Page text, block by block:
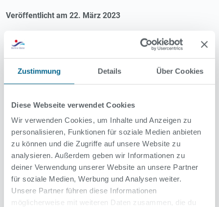
Zustimmung Details Über Cookies
Diese Webseite verwendet Cookies
Wir verwenden Cookies, um Inhalte und Anzeigen zu
personalisieren, Funktionen für soziale Medien anbieten
zu können und die Zugriffe auf unsere Website zu
analysieren. Außerdem geben wir Informationen zu
deiner Verwendung unserer Website an unsere Partner
für soziale Medien, Werbung und Analysen weiter.
Unsere Partner führen diese Informationen
möglicherweise mit weiteren Daten zusammen, die du
Veröffentlicht am 22. März 2023
Das Stadtbad Schöneberg muss teilsaniert werden. Am 1.
Mai 2023 hat das Bad an der Hauptstraße zum vorerst
letzten Mal geöffnet, das Personal wird danach in den
Sommerbädern eingesetzt. Im Bad finden bis zum
Ferienbeginn aber noch Schwimmkurse für Kinder statt.
ausgetauscht und die Lüftungsanlagen erneuert. Außerdem
ein Gesamtvolumen von fast 8 Millionen Euro.